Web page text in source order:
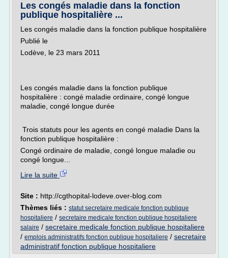
Les congés maladie dans la fonction
publique hospitalière ...
Les congés maladie dans la fonction publique hospitalière
Publié le
Lodève, le 23 mars 2011
Les congés maladie dans la fonction publique
hospitalière : congé maladie ordinaire, congé longue
maladie, congé longue durée
Trois statuts pour les agents en congé maladie Dans la
fonction publique hospitalière :
Congé ordinaire de maladie, congé longue maladie ou
congé longue...
Lire la suite
Site : http://cgthopital-lodeve.over-blog.com
Thèmes liés : statut secretaire medicale fonction publique
hospitaliere / secretaire medicale fonction publique hospitaliere
salaire / secretaire medicale fonction publique hospitaliere
/ emplois administratifs fonction publique hospitaliere / secretaire
administratif fonction publique hospitaliere